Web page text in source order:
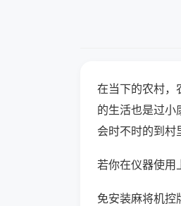
在当下的农村，
的生活也是过小
会时不时的到村
若你在仪器使用
免安装麻将机控